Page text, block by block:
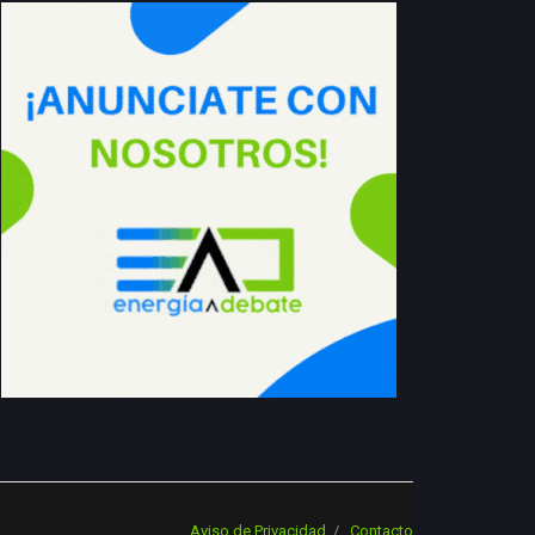
Aviso de Privacidad Contacto